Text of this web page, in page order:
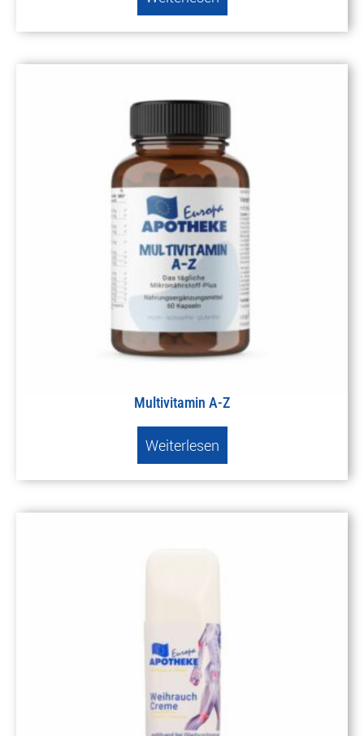
Multivitamin A-Z
Weiterlesen